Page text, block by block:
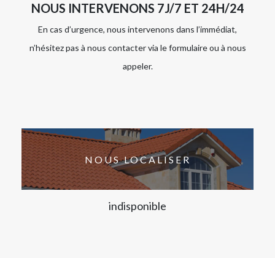
NOUS INTERVENONS 7J/7 ET 24H/24
En cas d’urgence, nous intervenons dans l’immédiat,
n’hésitez pas à nous contacter via le formulaire ou à nous
appeler.
NOUS LOCALISER
indisponible